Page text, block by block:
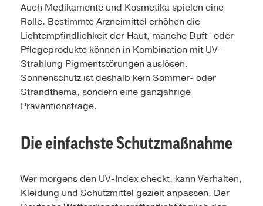
Auch Medikamente und Kosmetika spielen eine
Rolle. Bestimmte Arzneimittel erhöhen die
Lichtempfindlichkeit der Haut, manche Duft- oder
Pflegeprodukte können in Kombination mit UV-
Strahlung Pigmentstörungen auslösen.
Sonnenschutz ist deshalb kein Sommer- oder
Strandthema, sondern eine ganzjährige
Präventionsfrage.
Die einfachste Schutzmaßnahme
Wer morgens den UV-Index checkt, kann Verhalten,
Kleidung und Schutzmittel gezielt anpassen. Der